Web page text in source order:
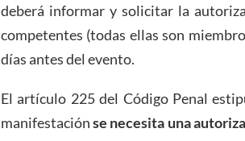
deberá informar y solicitar la
competentes (todas ellas son
días antes del evento.
El artículo 225 del Código Penal
manifestaciónse necesita una